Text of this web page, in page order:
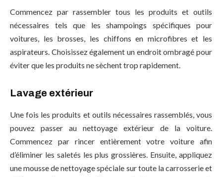
Commencez par rassembler tous les produits et outils
nécessaires tels que les shampoings spécifiques pour
voitures, les brosses, les chiffons en microfibres et les
aspirateurs. Choisissez également un endroit ombragé pour
éviter que les produits ne sèchent trop rapidement.
Lavage extérieur
Une fois les produits et outils nécessaires rassemblés, vous
pouvez passer au nettoyage extérieur de la voiture.
Commencez par rincer entièrement votre voiture afin
d’éliminer les saletés les plus grossières. Ensuite, appliquez
une mousse de nettoyage spéciale sur toute la carrosserie et